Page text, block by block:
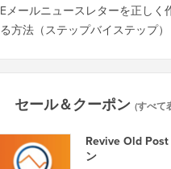
Eメールニュースレターを正しく
る方法（ステップバイステップ）
セール＆クーポン (すべて
Revive Old
ン